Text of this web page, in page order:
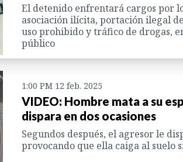
El detenido enfrentará cargos por
asociación ilícita, portación ilegal
uso prohibido y tráfico de drogas,
público
1:00 PM 12 feb. 2025
VIDEO: Hombre mata a su
dispara en dos ocasiones
Segundos después, el agresor le
provocando que ella caiga al suelo